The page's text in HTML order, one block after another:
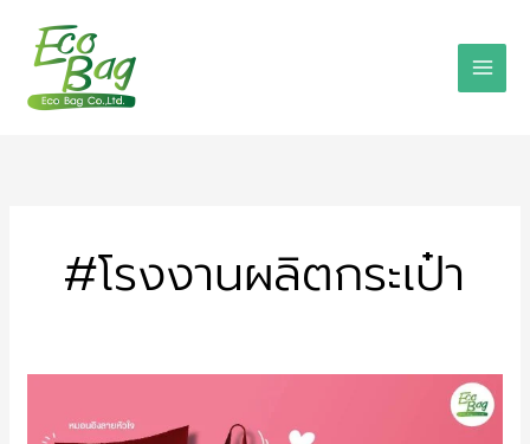
content
#โรงงานผลิตกระเป๋า